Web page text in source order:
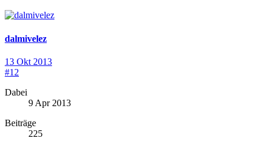
dalmivelez
13 Okt 2013
#12
Dabei
9 Apr 2013
Beiträge
225